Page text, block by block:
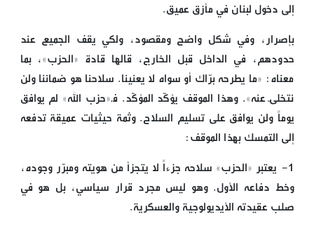
إلى دخول لبنان في مأزق عميق.
بإصرار، وفي شكل واضح ومقصود، ولكي يقف الجميع عند
حدودهم، في الداخل قبل الخارج، قالها قادة «الحزب»، بما
معناه: «ما يطرحه برّاك أو سواه لا يعنينا. سلاحنا هو ضماننا ولن
نتخلّى عنه». وهذا الموقف يؤكّد المؤكّد. فـ«حزب الله» لم يوافق
يوماً ولن يوافق على تسليم السلاح. وثمة حيثيات عميقة تدفعه
إلى التمسك بهذا الموقف:
1- يعتبر «الحزب» سلاحه جزءاً لا يتجزأ من هويته ومبرّر وجوده،
وخط دفاعه الأول. وهو ليس مجرد قرار سياسي، بل هو في
صلب عقيدته الأيديولوجية والعسكرية.